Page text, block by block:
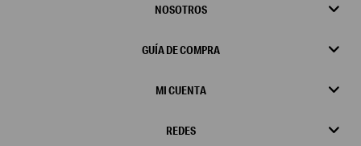
NOSOTROS
GUÍA DE COMPRA
MI CUENTA
REDES